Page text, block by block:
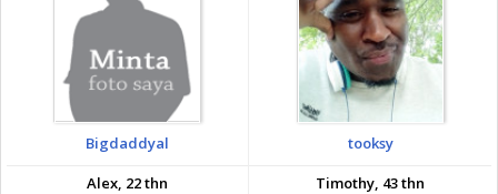
Bigdaddyal
Alex, 22 thn
tooksy
Timothy, 43 thn